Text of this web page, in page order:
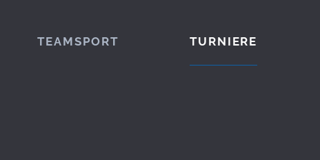
TEAMSPORT TURNIERE